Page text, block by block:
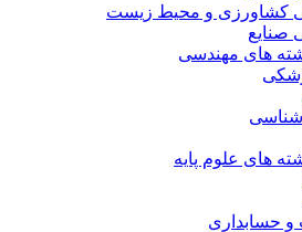
و محیط زیست
مهندسی
علوم پایه